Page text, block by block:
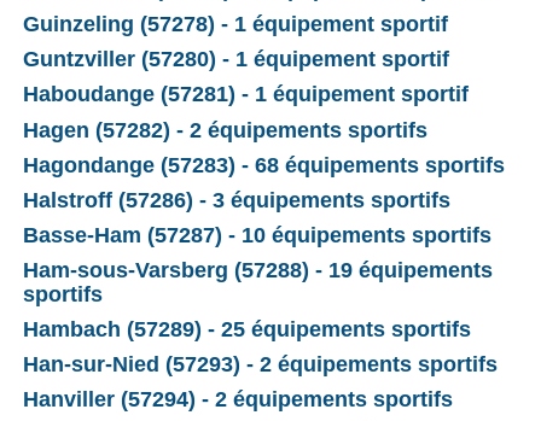
Guinzeling (57278) - 1 équipement sportif
Guntzviller (57280) - 1 équipement sportif
Haboudange (57281) - 1 équipement sportif
Hagen (57282) - 2 équipements sportifs
Hagondange (57283) - 68 équipements sportifs
Halstroff (57286) - 3 équipements sportifs
Basse-Ham (57287) - 10 équipements sportifs
Ham-sous-Varsberg (57288) - 19 équipements
sportifs
Hambach (57289) - 25 équipements sportifs
Han-sur-Nied (57293) - 2 équipements sportifs
Hanviller (57294) - 2 équipements sportifs